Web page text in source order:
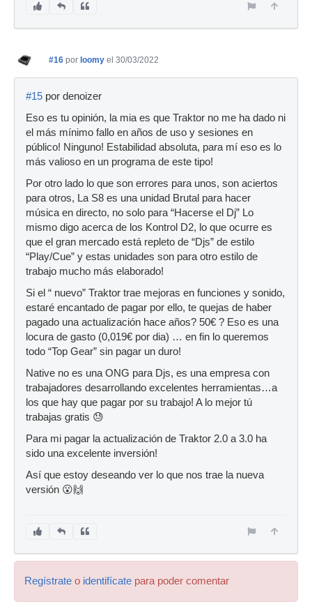
#16 por loomy el 30/03/2022
#15 por denoizer
Eso es tu opinión, la mia es que Traktor no me ha dado ni
el más mínimo fallo en años de uso y sesiones en
público! Ninguno! Estabilidad absoluta, para mí eso es lo
más valioso en un programa de este tipo!
Por otro lado lo que son errores para unos, son aciertos
para otros, La S8 es una unidad Brutal para hacer
música en directo, no solo para “Hacerse el Dj” Lo
mismo digo acerca de los Kontrol D2, lo que ocurre es
que el gran mercado está repleto de “Djs” de estilo
“Play/Cue” y estas unidades son para otro estilo de
trabajo mucho más elaborado!
Si el “ nuevo” Traktor trae mejoras en funciones y sonido,
estaré encantado de pagar por ello, te quejas de haber
pagado una actualización hace años? 50€ ? Eso es una
locura de gasto (0,019€ por dia) … en fin lo queremos
todo “Top Gear” sin pagar un duro!
Native no es una ONG para Djs, es una empresa con
trabajadores desarrollando excelentes herramientas…a
los que hay que pagar por su trabajo! A lo mejor tú
trabajas gratis 😓
Para mi pagar la actualización de Traktor 2.0 a 3.0 ha
sido una excelente inversión!
Así que estoy deseando ver lo que nos trae la nueva
versión 😮🙌
Regístrate o identifícate para poder comentar